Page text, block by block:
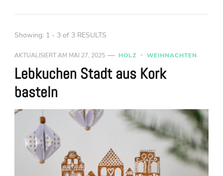
Showing: 1 - 3 of 3 RESULTS
AKTUALISIERT AM MAI 27, 2025 HOLZ WEIHNACHTEN
Lebkuchen Stadt aus Kork
basteln